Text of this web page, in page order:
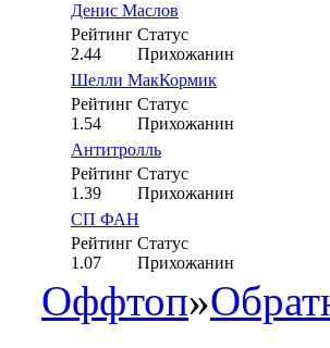
Денис Маслов
Рейтинг
2.44
Статус
Прихожанин
Шелли МакКормик
Рейтинг
1.54
Статус
Прихожанин
Антитролль
Рейтинг
1.39
Статус
Прихожанин
СП ФАН
Рейтинг
1.07
Статус
Прихожанин
Оффтоп»